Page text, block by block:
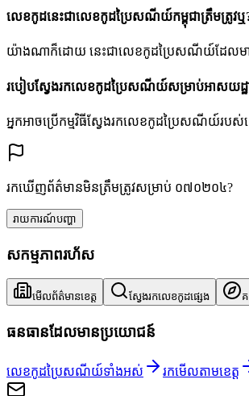
លេខកូដនេះជាលេខកូដប្រៃសណីយ៍កម្ពុជាត្រឹមត្រូវឬ
យ៉ាងណាក៏ដោយ នេះជាលេខកូដប្រៃសណីយ៍ដែលមានសុ
របៀបស្វែងរកលេខកូដប្រៃសណីយ៍សម្រាប់អាសយដ្ឋ
អ្នកអាចប្រើកម្មវិធីស្វែងរកលេខកូដប្រៃសណីយ៍រប
រកឃើញព័ត៌មានមិនត្រឹមត្រូវសម្រាប់ ០៧០២០៤?
រាយការណ៍បញ្ហា
សកម្មភាពរហ័ស
មើលព័ត៌មានខេត្ត ស្វែងរកលេខកូដផ្សេង
ធនធានដែលមានប្រយោជន៍
លេខកូដប្រៃសណីយ៍ទាំងអស់ រកមើលតាមខេត្ត